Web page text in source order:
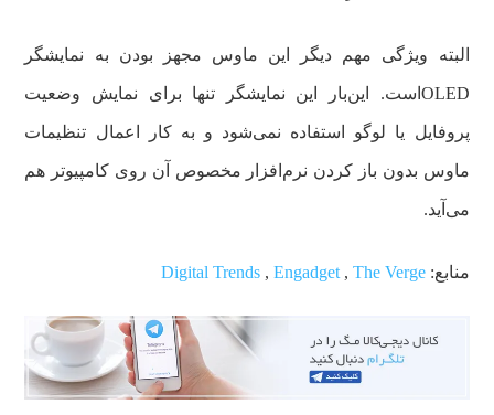
البته ویژگی مهم دیگر این ماوس مجهز بودن به نمایشگر
OLEDاست. این‌بار این نمایشگر تنها برای نمایش وضعیت
پروفایل یا لوگو استفاده نمی‌شود و به کار اعمال تنظیمات
ماوس بدون باز کردن نرم‌افزار مخصوص آن روی کامپیوتر هم
می‌آید.
منابع: Digital Trends, Engadget , The Verge